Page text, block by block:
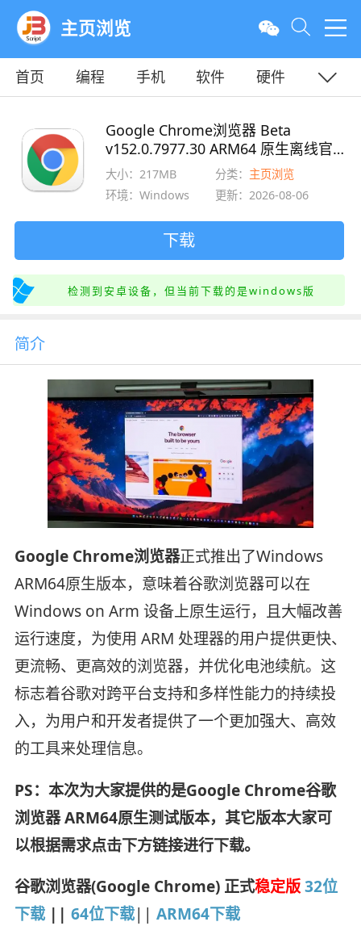
主页浏览
首页 编程 手机 软件
硬件
Google Chrome浏览器 Beta
v152.0.7977.30 ARM64 原生离线官
方测试版
大小：217MB 分类： 主页浏览
环境：Windows
更新：2026-08-06
下载
检测到安卓设备，但当前下载的是windows版
简介
Google Chrome浏览器正式推出了Windows
ARM64原生版本，意味着谷歌浏览器可以在
Windows on Arm 设备上原生运行，且大幅改善
运行速度，为使用 ARM 处理器的用户提供更快、
更流畅、更高效的浏览器，并优化电池续航。这
标志着谷歌对跨平台支持和多样性能力的持续投
入，为用户和开发者提供了一个更加强大、高效
的工具来处理信息。
PS：本次为大家提供的是Google Chrome谷歌
浏览器 ARM64原生测试版本，其它版本大家可
以根据需求点击下方链接进行下载。
谷歌浏览器(Google Chrome) 正式稳定版32位
下载|| 64位下载|| ARM64下载